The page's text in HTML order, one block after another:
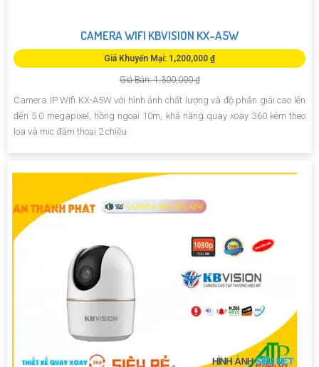
CAMERA WIFI KBVISION KX-A5W
Giá Khuyến Mại: 1,200,000 ₫
Giá Bán: 1,300,000 ₫
Camera IP Wifi KX-A5W với hình ảnh chất lượng và độ phân giải cao lên
đến 5.0 megapixel, hồng ngoại 10m, khả năng quay xoay 360 kèm theo
loa và mic đàm thoại 2 chiều